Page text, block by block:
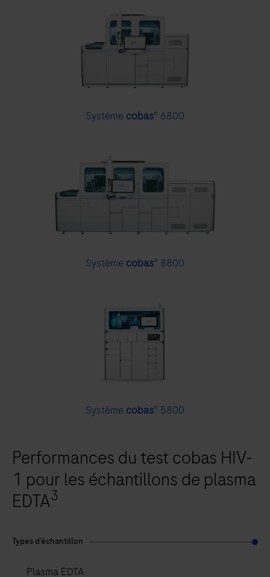
Système cobas® 6800
Système cobas® 8800
Système cobas® 5800
Performances du test cobas HIV-
1 pour les échantillons de plasma
EDTA3
Types d’échantillon
Plasma EDTA